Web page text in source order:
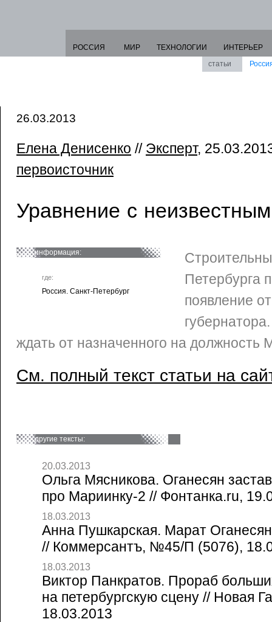
РОССИЯ МИР ТЕХНОЛОГИИ
ИНТЕРЬЕР
статьи
26.03.2013
Елена Денисенко // Эксперт,
первоисточник
Уравнение с неизвестным
информация:
где:
Россия. Санкт-Петербург
Петербурга
появление
ждать от назначенного на должность
См. полный текст статьи на
другие тексты:
20.03.2013
Ольга Мясникова. Оганесян
про Мариинку-2 // Фонтанка.ru,
18.03.2013
Анна Пушкарская. Марат
// Коммерсантъ, №45/П (5076),
18.03.2013
Виктор Панкратов. Прораб
на петербургскую сцену // Новая
18.03.2013